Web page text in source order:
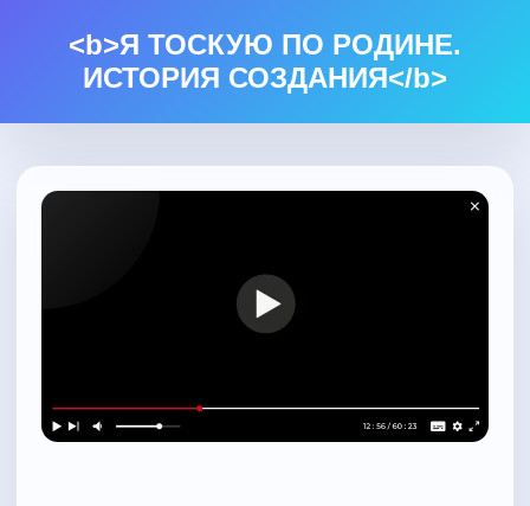
<b>Я ТОСКУЮ ПО РОДИНЕ.
ИСТОРИЯ СОЗДАНИЯ</b>